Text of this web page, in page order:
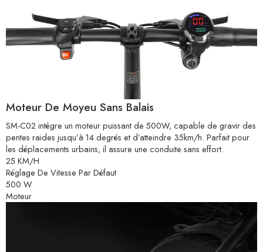
Moteur De Moyeu Sans Balais
SM-C02 intègre un moteur puissant de 500W, capable de gravir des
pentes raides jusqu’à 14 degrés et d’atteindre 35km/h. Parfait pour
les déplacements urbains, il assure une conduite sans effort.
25 KM/H
Réglage De Vitesse Par Défaut
500 W
Moteur